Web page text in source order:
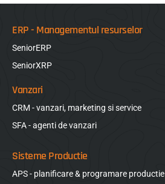
ERP - Managementul resurselor
SeniorERP
SeniorXRP
Vanzari
CRM - vanzari, marketing si service
SFA - agenti de vanzari
Sisteme Productie
APS - planificare & programare productie